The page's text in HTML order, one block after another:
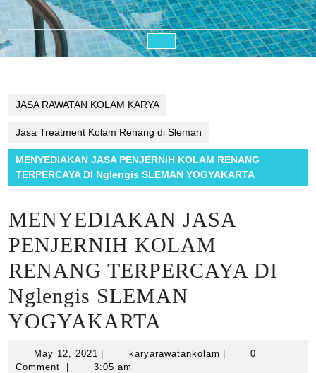
Open
JASA RAWATAN KOLAM KARYA
Jasa Treatment Kolam Renang di Sleman
MENYEDIAKAN JASA PENJERNIH KOLAM RENANG
TERPERCAYA DI Nglengis SLEMAN YOGYAKARTA
MENYEDIAKAN JASA
PENJERNIH KOLAM
RENANG TERPERCAYA DI
Nglengis SLEMAN
YOGYAKARTA
May 12, 2021 May
12,
karyarawatankolam karyarawatankolam
0
Comment
3:05 am